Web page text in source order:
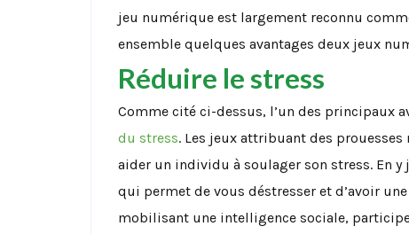
jeu numérique est largement reconnu
ensemble quelques avantages deux jeux
Réduire le stress
Comme cité ci-dessus, l’un des principaux
du stress. Les jeux attribuant des
aider un individu à soulager son stress. En
qui permet de vous déstresser et d’avoir
mobilisant une intelligence sociale,